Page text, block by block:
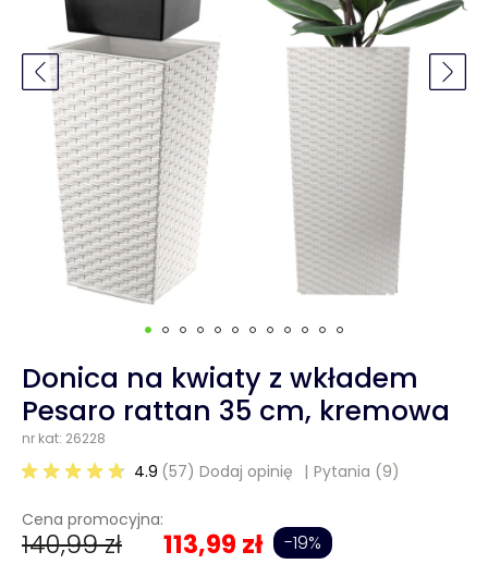
Donica na kwiaty z wkładem
Pesaro rattan 35 cm, kremowa
nr kat: 26228
4.9 (57) Dodaj opinię Pytania (9)
Cena promocyjna:
140,99 zł 113,99 zł -19%